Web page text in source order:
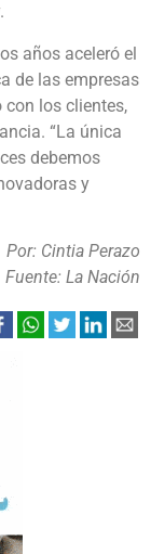
años aceleró el
de las empresas
los clientes,
“La única
debemos
y
Por: Cintia Perazo
Fuente: La Nación